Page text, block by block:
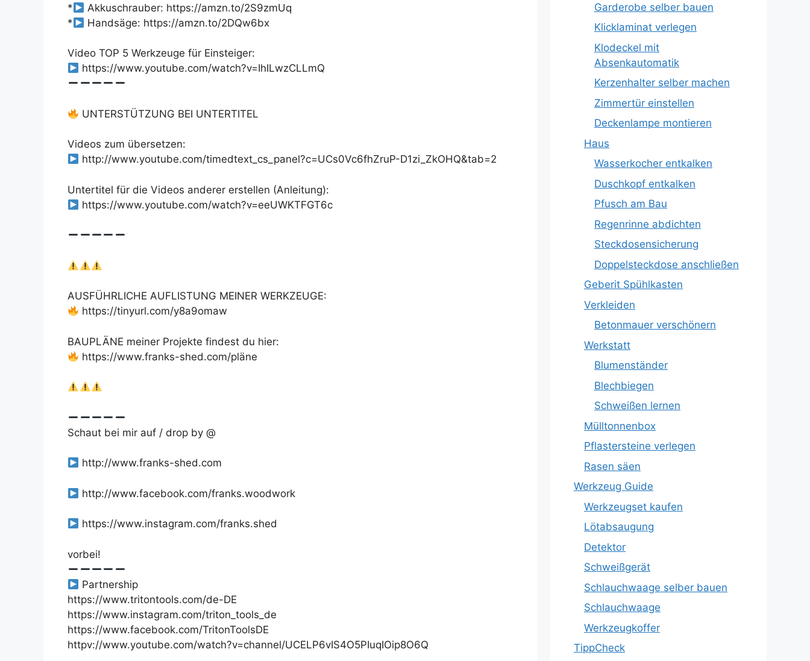
*
Akkuschrauber: https://amzn.to/2S9zmUq
*
Handsäge: https://amzn.to/2DQw6bx
Video TOP 5 Werkzeuge für Einsteiger:
https://www.youtube.com/watch?v=IhILwzCLLmQ
UNTERSTÜTZUNG BEI UNTERTITEL
Videos zum übersetzen:
http://www.youtube.com/timedtext_cs_panel?c=UCs0Vc6fhZruP-D1zi_ZkOHQ&tab=2
Untertitel für die Videos anderer erstellen (Anleitung):
https://www.youtube.com/watch?v=eeUWKTFGT6c
AUSFÜHRLICHE AUFLISTUNG MEINER WERKZEUGE:
https://tinyurl.com/y8a9omaw
BAUPLÄNE meiner Projekte findest du hier:
https://www.franks-shed.com/pläne
Schaut bei mir auf / drop by @
http://www.franks-shed.com
http://www.facebook.com/franks.woodwork
https://www.instagram.com/franks.shed
vorbei!
Partnership
https://www.tritontools.com/de-DE
https://www.instagram.com/triton_tools_de
https://www.facebook.com/TritonToolsDE
httpv://www.youtube.com/watch?v=channel/UCELP6vIS4O5PIuqIOip8O6Q
Garderobe selber bauen
Klicklaminat verlegen
Klodeckel mit
Absenkautomatik
Kerzenhalter selber machen
Zimmertür einstellen
Deckenlampe montieren
Haus
Wasserkocher entkalken
Duschkopf entkalken
Pfusch am Bau
Regenrinne abdichten
Steckdosensicherung
Doppelsteckdose anschließen
Geberit Spühlkasten
Verkleiden
Betonmauer verschönern
Werkstatt
Blumenständer
Blechbiegen
Schweißen lernen
Mülltonnenbox
Pflastersteine verlegen
Rasen säen
Werkzeug Guide
Werkzeugset kaufen
Lötabsaugung
Detektor
Schweißgerät
Schlauchwaage selber bauen
Schlauchwaage
Werkzeugkoffer
TippCheck